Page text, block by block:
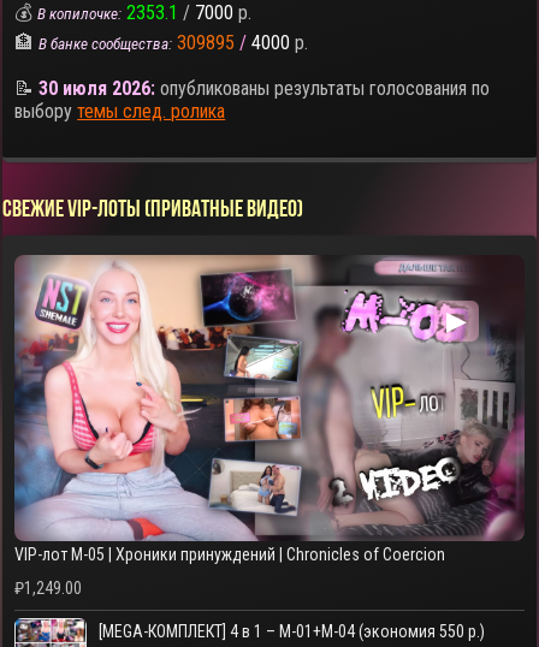
💰В копилочке: 2353.1 / 7000 р.
🏦В банке сообщества: 309895 / 4000 р.
📝30 июля 2026: опубликованы результаты голосования по
выборутемы след. ролика
СВЕЖИЕ VIP-ЛОТЫ (ПРИВАТНЫЕ ВИДЕО)
▶
VIP-лот M-05 | Хроники принуждений | Chronicles of Coercion
₽1,249.00
[MEGA-КОМПЛЕКТ] 4 в 1 – M-01+M-04 (экономия 550 р.)